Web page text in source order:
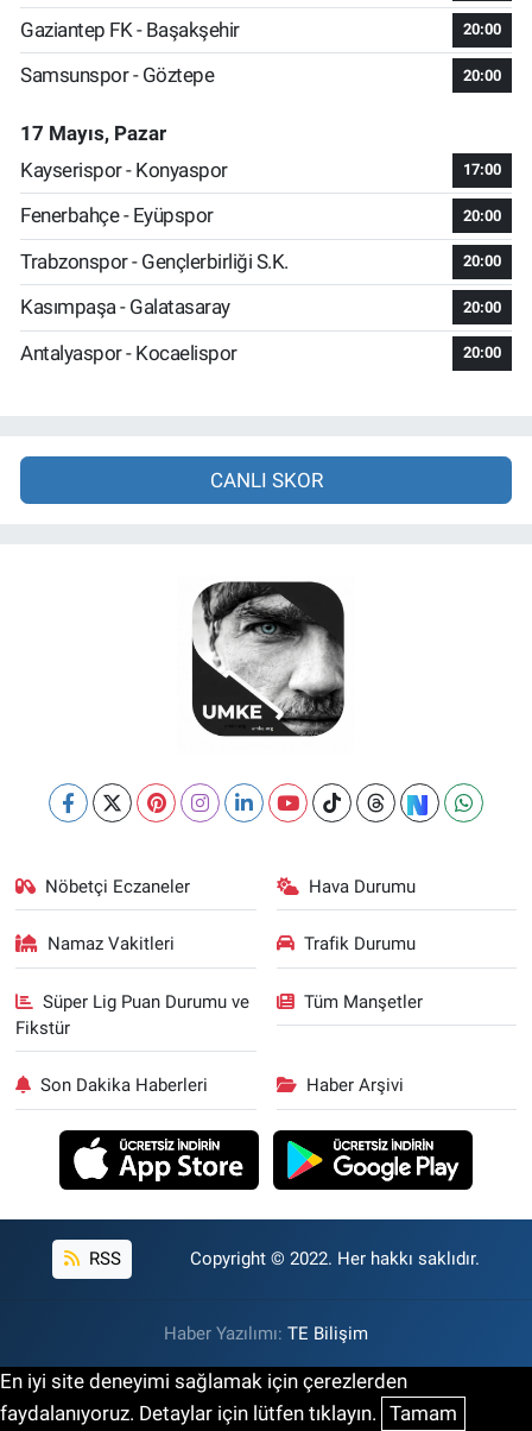
Gaziantep FK - Başakşehir 20:00
Samsunspor - Göztepe 20:00
17 Mayıs, Pazar
Kayserispor - Konyaspor
17:00
Fenerbahçe - Eyüpspor 20:00
Trabzonspor - Gençlerbirliği S.K. 20:00
Kasımpaşa - Galatasaray 20:00
Antalyaspor - Kocaelispor 20:00
CANLI SKOR
Nöbetçi Eczaneler Hava Durumu
Namaz Vakitleri Trafik Durumu
Süper Lig Puan Durumu ve
Fikstür
Tüm Manşetler
Son Dakika Haberleri Haber Arşivi
RSS Copyright © 2022. Her hakkı saklıdır.
Haber Yazılımı: TE Bilişim
En iyi site deneyimi sağlamak için çerezlerden
faydalanıyoruz. Detaylar için lütfen tıklayın. Tamam